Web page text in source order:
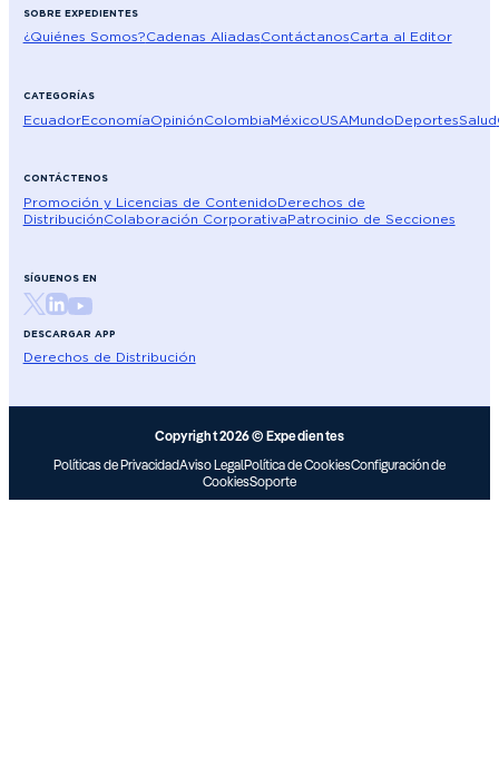
SOBRE EXPEDIENTES
¿Quiénes Somos?Cadenas AliadasContáctanosCarta al Editor
CATEGORÍAS
EcuadorEconomíaOpiniónColombiaMéxicoUSAMundoDeportesSalud
CONTÁCTENOS
Promoción y Licencias de ContenidoDerechos de
DistribuciónColaboración CorporativaPatrocinio de Secciones
SÍGUENOS EN
DESCARGAR APP
Derechos de Distribución
Copyright 2026 © Expedientes
Políticas de PrivacidadAviso LegalPolítica de CookiesConfiguración de
CookiesSoporte